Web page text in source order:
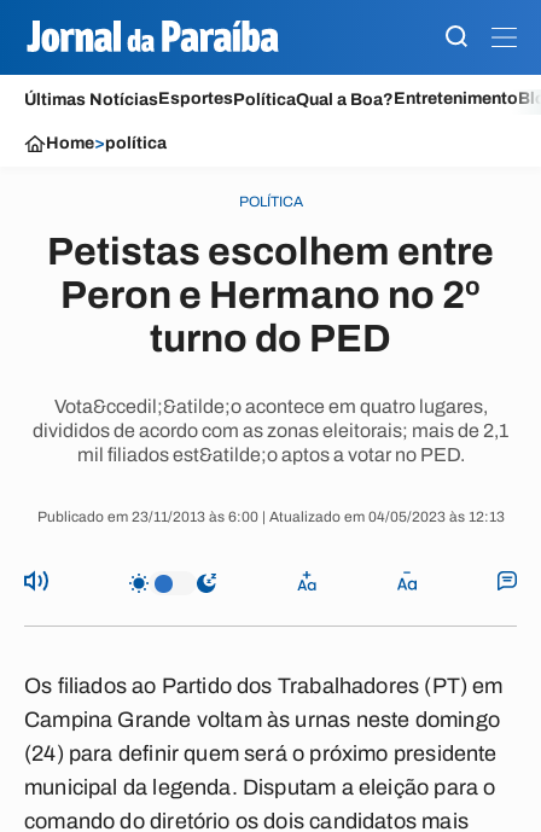
Últimas NotíciasEsportesPolíticaQual a Boa?Entretenimento
Home>política
POLÍTICA
Petistas escolhem entre
Peron e Hermano no 2º
turno do PED
Vota&ccedil;&atilde;o acontece em quatro lugares,
divididos de acordo com as zonas eleitorais; mais de 2,1
mil filiados est&atilde;o aptos a votar no PED.
Publicado em 23/11/2013 às 6:00 | Atualizado em 04/05/2023 às 12:13
Os filiados ao Partido dos Trabalhadores (PT) em
Campina Grande voltam às urnas neste domingo
(24) para definir quem será o próximo presidente
municipal da legenda. Disputam a eleição para o
comando do diretório os dois candidatos mais